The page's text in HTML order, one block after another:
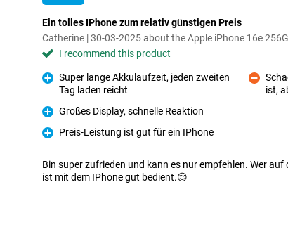
Ein tolles IPhone zum relativ günstigen Preis
Catherine | 30-03-2025 about the Apple iPhone 16e
I recommend this product
Super lange Akkulaufzeit, jeden zweiten
Tag laden reicht
Pro
Großes Display, schnelle Reaktion
Pro
Preis-Leistung ist gut für ein IPhone
ist,
Bin super zufrieden und kann es nur empfehlen. Wer
ist mit dem IPhone gut bedient.😌